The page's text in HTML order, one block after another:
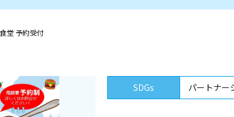
堂 予約受付
SDGs
パートナー